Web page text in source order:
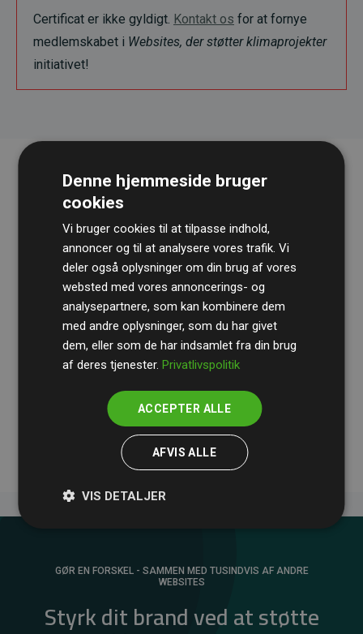
Certificat er ikke gyldigt. Kontakt os for at fornye
medlemskabet i Websites, der støtter klimaprojekter
initiativet!
RevisionshusetBDOgennemgår løbende vores
beregninger og metode for at sikre gennemsigtighed
og pålidelighed.
Deres revision dokumenterer, at vores investeringer i
medlemmernes websites estimerede CO₂-
GØR EN FORSKEL - SAMMEN MED TUSINDVIS AF ANDRE
WEBSITES
Styrk dit brand ved at støtte
Denne hjemmeside bruger
cookies
Vi bruger cookies til at tilpasse indhold,
annoncer og til at analysere vores trafik. Vi
deler også oplysninger om din brug af vores
websted med vores annoncerings- og
analysepartnere, som kan kombinere dem
med andre oplysninger, som du har givet
dem, eller som de har indsamlet fra din brug
af deres tjenester.Privatlivspolitik
ACCEPTER ALLE
AFVIS ALLE
VIS DETALJER